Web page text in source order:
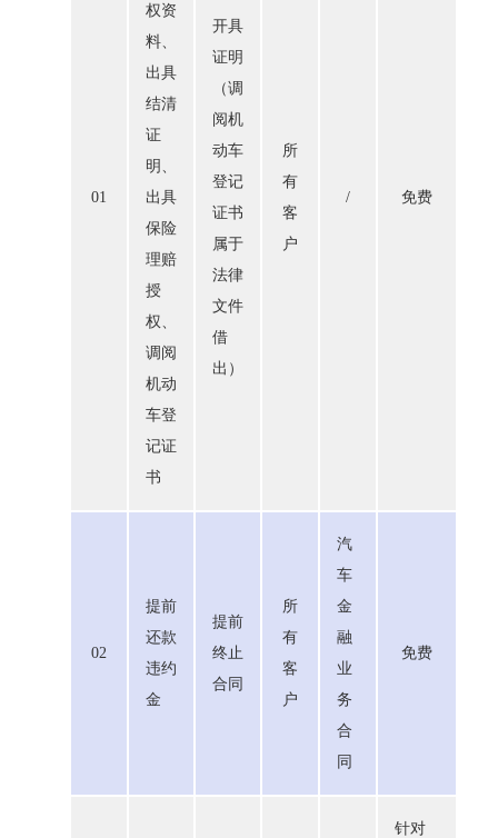
01
权资
料、
出具
结清
证
明、
出具
保险
理赔
授
权、
调阅
机动
车登
记证
书
开具
证明
（调
阅机
动车
登记
证书
属于
法律
文件
借
出）
所
有
客
户
/ 免费
02
提前
还款
违约
金
提前
终止
合同
所
有
客
户
汽
车
金
融
业
务
合
同
免费
针对